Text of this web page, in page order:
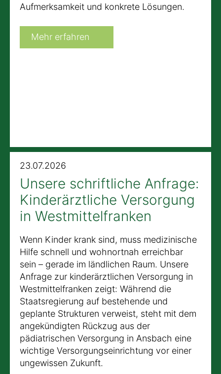
Aufmerksamkeit und konkrete Lösungen.
Mehr erfahren
23.07.2026
Unsere schriftliche Anfrage:
Kinderärztliche Versorgung
in Westmittelfranken
Wenn Kinder krank sind, muss medizinische
Hilfe schnell und wohnortnah erreichbar
sein – gerade im ländlichen Raum. Unsere
Anfrage zur kinderärztlichen Versorgung in
Westmittelfranken zeigt: Während die
Staatsregierung auf bestehende und
geplante Strukturen verweist, steht mit dem
angekündigten Rückzug aus der
pädiatrischen Versorgung in Ansbach eine
wichtige Versorgungseinrichtung vor einer
ungewissen Zukunft.